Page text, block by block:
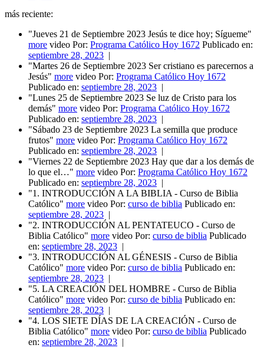
más reciente:
"Jueves 21 de Septiembre 2023 Jesús te dice hoy; Sígueme"
more video Por: Programa Católico Hoy 1672 Publicado en:
septiembre 28, 2023 |
"Martes 26 de Septiembre 2023 Ser cristiano es parecernos a
Jesús" more video Por: Programa Católico Hoy 1672
Publicado en: septiembre 28, 2023 |
"Lunes 25 de Septiembre 2023 Se luz de Cristo para los
demás" more video Por: Programa Católico Hoy 1672
Publicado en: septiembre 28, 2023 |
"Sábado 23 de Septiembre 2023 La semilla que produce
frutos" more video Por: Programa Católico Hoy 1672
Publicado en: septiembre 28, 2023 |
"Viernes 22 de Septiembre 2023 Hay que dar a los demás de
lo que el…" more video Por: Programa Católico Hoy 1672
Publicado en: septiembre 28, 2023 |
"1. INTRODUCCIÓN A LA BIBLIA - Curso de Biblia
Católico" more video Por: curso de biblia Publicado en:
septiembre 28, 2023 |
"2. INTRODUCCIÓN AL PENTATEUCO - Curso de
Biblia Católico" more video Por: curso de biblia Publicado
en: septiembre 28, 2023 |
"3. INTRODUCCIÓN AL GÉNESIS - Curso de Biblia
Católico" more video Por: curso de biblia Publicado en:
septiembre 28, 2023 |
"5. LA CREACIÓN DEL HOMBRE - Curso de Biblia
Católico" more video Por: curso de biblia Publicado en:
septiembre 28, 2023 |
"4. LOS SIETE DÍAS DE LA CREACIÓN - Curso de
Biblia Católico" more video Por: curso de biblia Publicado
en: septiembre 28, 2023 |